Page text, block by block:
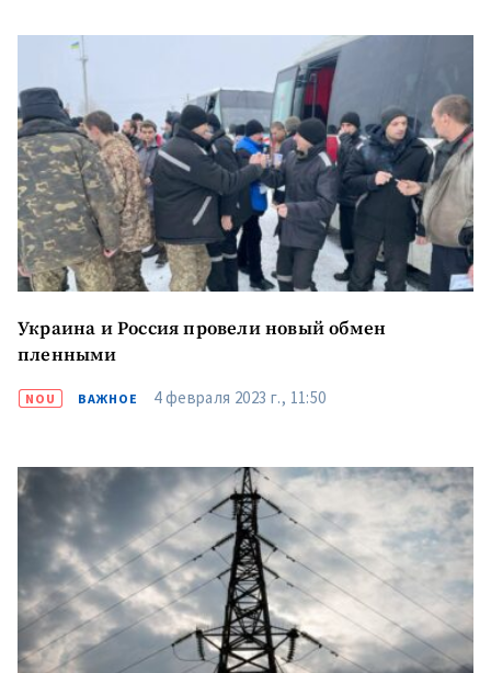
Украина и Россия провели новый обмен
пленными
NOU ВАЖНОЕ 4 февраля 2023 г., 11:50